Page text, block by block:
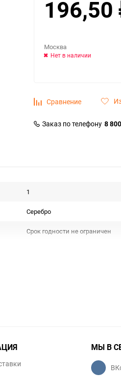
196,50
Москва
Нет в наличии
Сравнение
Заказ по телефону 8
1
Серебро
Срок годности не ограничен
МЫ В